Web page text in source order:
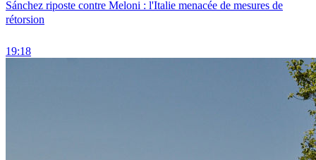
Sánchez riposte contre Meloni : l'Italie menacée de mesures de
rétorsion
19:18